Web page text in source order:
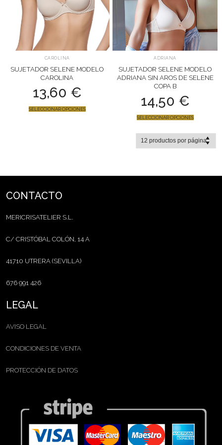
CAROLINA
SUJETADOR SELENE MODELO
CAROLINA
13,60 €
SELECCIONAR OPCIONES
ADRIANA
SUJETADOR SELENE MODELO
ADRIANA SIN AROS DE SELENE
COPA B
14,50 €
SELECCIONAR OPCIONES
CONTACTO
MERICRISATELIER S.L.
C/ CRISTÓBAL COLÓN, 14 A
41710 UTRERA (SEVILLA)
676 991 426
LEGAL
AVISO LEGAL
CONDICIONES DE VENTA
PROTECCIÓN DE DATOS